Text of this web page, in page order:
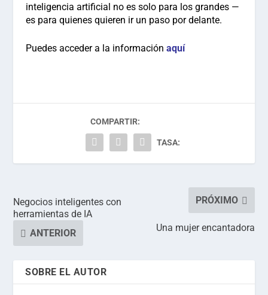
inteligencia artificial no es solo para los grandes —
es para quienes quieren ir un paso por delante.
Puedes acceder a la información aquí
COMPARTIR:
TASA:
Negocios inteligentes con
herramientas de IA
ANTERIOR
PRÓXIMO
Una mujer encantadora
SOBRE EL AUTOR